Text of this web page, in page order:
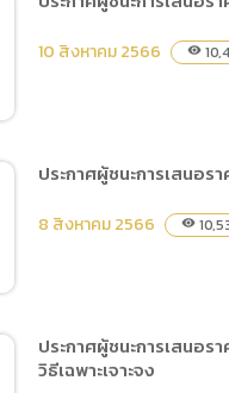
การเปิดเ
การนำข้อมู
10 สิงหาคม 2566 visibility
ประกาศผู้ชนะการเสนอร
8 สิงหาคม 2566 visibility
ประกาศผู้ชนะการเสนอ
วิธีเฉพาะเจาะจง